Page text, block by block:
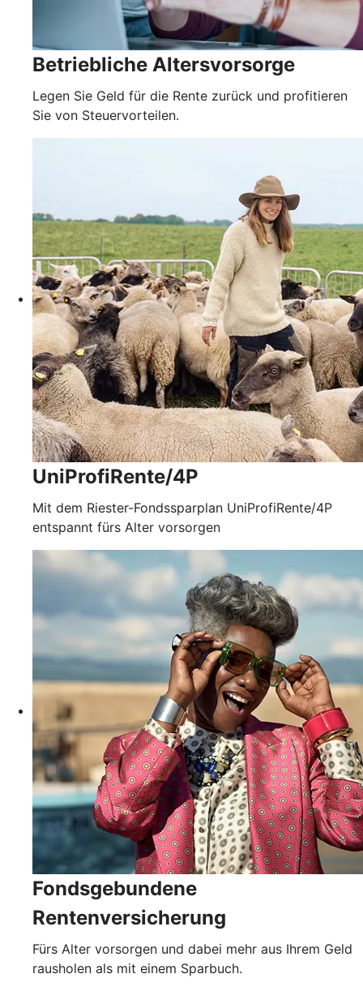
Betriebliche Altersvorsorge
Legen Sie Geld für die Rente zurück und profitieren
Sie von Steuervorteilen.
UniProfiRente/4P
Mit dem Riester-Fondssparplan UniProfiRente/4P
entspannt fürs Alter vorsorgen
Fondsgebundene
Rentenversicherung
Fürs Alter vorsorgen und dabei mehr aus Ihrem Geld
rausholen als mit einem Sparbuch.